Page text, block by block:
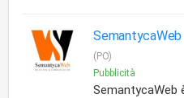
(PO)
Pubblicità
SemantycaWeb